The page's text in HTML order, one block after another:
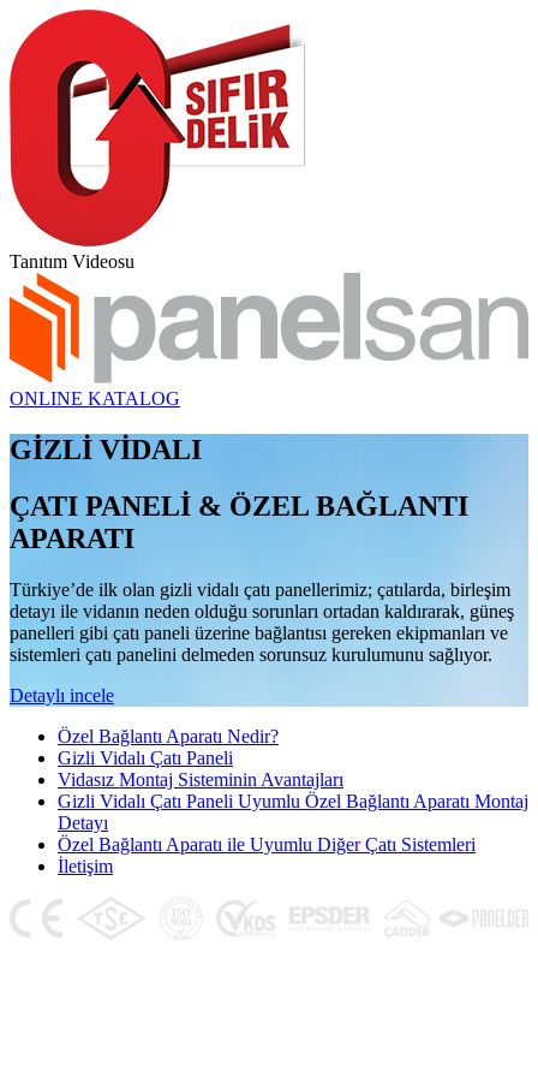
Tanıtım Videosu
ONLINE KATALOG
GİZLİ VİDALI
ÇATI PANELİ & ÖZEL BAĞLANTI
APARATI
Türkiye’de ilk olan gizli vidalı çatı panellerimiz; çatılarda, birleşim
detayı ile vidanın neden olduğu sorunları ortadan kaldırarak, güneş
panelleri gibi çatı paneli üzerine bağlantısı gereken ekipmanları ve
sistemleri çatı panelini delmeden sorunsuz kurulumunu sağlıyor.
Detaylı incele
Özel Bağlantı Aparatı Nedir?
Gizli Vidalı Çatı Paneli
Vidasız Montaj Sisteminin Avantajları
Gizli Vidalı Çatı Paneli Uyumlu Özel Bağlantı Aparatı Montaj
Detayı
Özel Bağlantı Aparatı ile Uyumlu Diğer Çatı Sistemleri
İletişim